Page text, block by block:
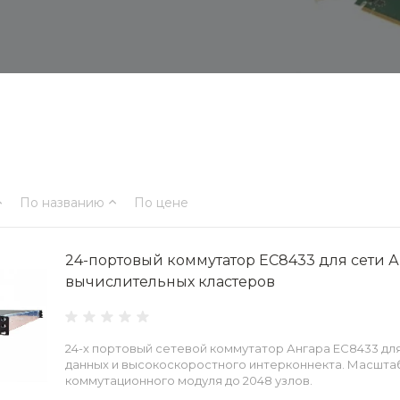
По названию По цене
24-портовый коммутатор ЕС8433 для сети
вычислительных кластеров
24-х портовый сетевой коммутатор Ангара ЕС8433
данных и высокоскоростного интерконнекта.
коммутационного модуля до 2048 узлов.